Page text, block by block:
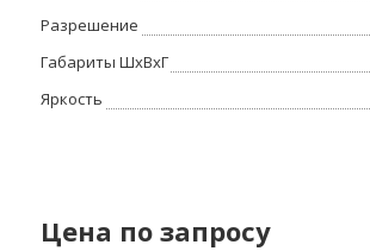
Разрешение
Габариты ШхВхГ
Яркость
Цена по запросу